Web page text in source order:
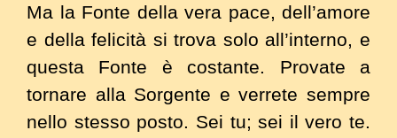
Ma la Fonte della vera pace, dell’amore
e della felicità si trova solo all’interno, e
questa Fonte è costante. Provate a
tornare alla Sorgente e verrete sempre
nello stesso posto. Sei tu; sei il vero te.